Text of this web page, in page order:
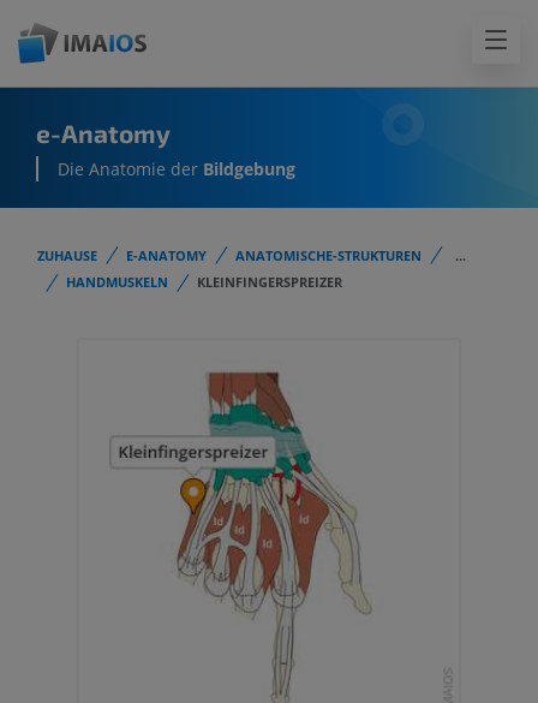
e-Anatomy
Die Anatomie der Bildgebung
ZUHAUSE E-ANATOMY ANATOMISCHE-STRUKTUREN
...
HANDMUSKELN
KLEINFINGERSPREIZER